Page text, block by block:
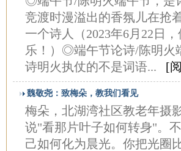
竞渡时漫溢出的香氛儿在抢
一个诗人（2023年6月22日
乐！）◎端午节论诗/陈明火
诗明火执仗的不是词语... [
魏敬尧：致梅朵，教我们看见
梅朵，北湖湾社区教老年
说"看那片叶子如何转身"。
己如何化为晨光。你把光圈